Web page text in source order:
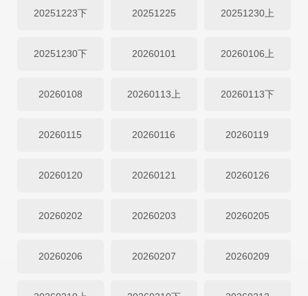
20251223下 20251225 20251230上
20251230下 20260101 20260106上
20260108 20260113上 20260113下
20260115 20260116 20260119
20260120 20260121 20260126
20260202 20260203 20260205
20260206 20260207 20260209